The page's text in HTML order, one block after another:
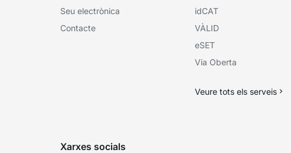
Seu electrònica
Contacte
idCAT
VÀLID
eSET
Via Oberta
Veure tots els serveis
Xarxes socials